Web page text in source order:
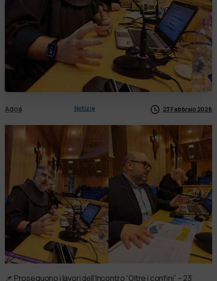
Adoa Notizie 23 Febbraio 2026
📌 Proseguono i lavori dell’Incontro “Oltre i confini” – 23